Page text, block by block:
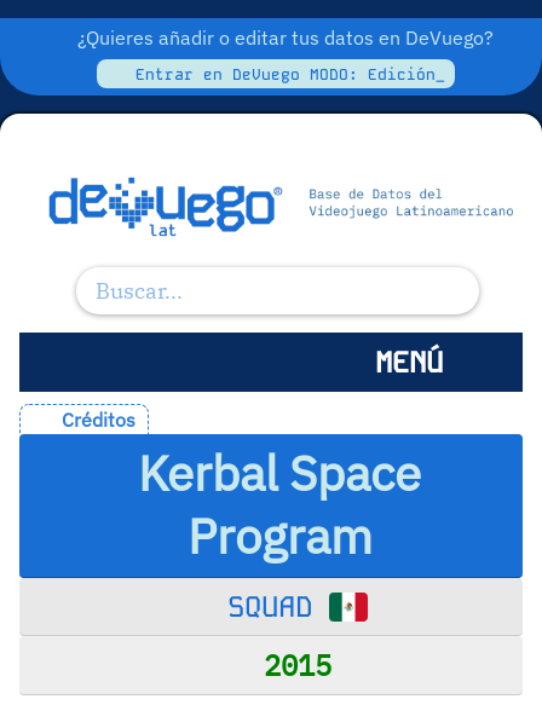
¿Quieres añadir o editar tus datos en DeVuego?
Entrar en DeVuego MODO: Edición_
MENÚ
Créditos
Kerbal Space
Program
SQUAD
2015